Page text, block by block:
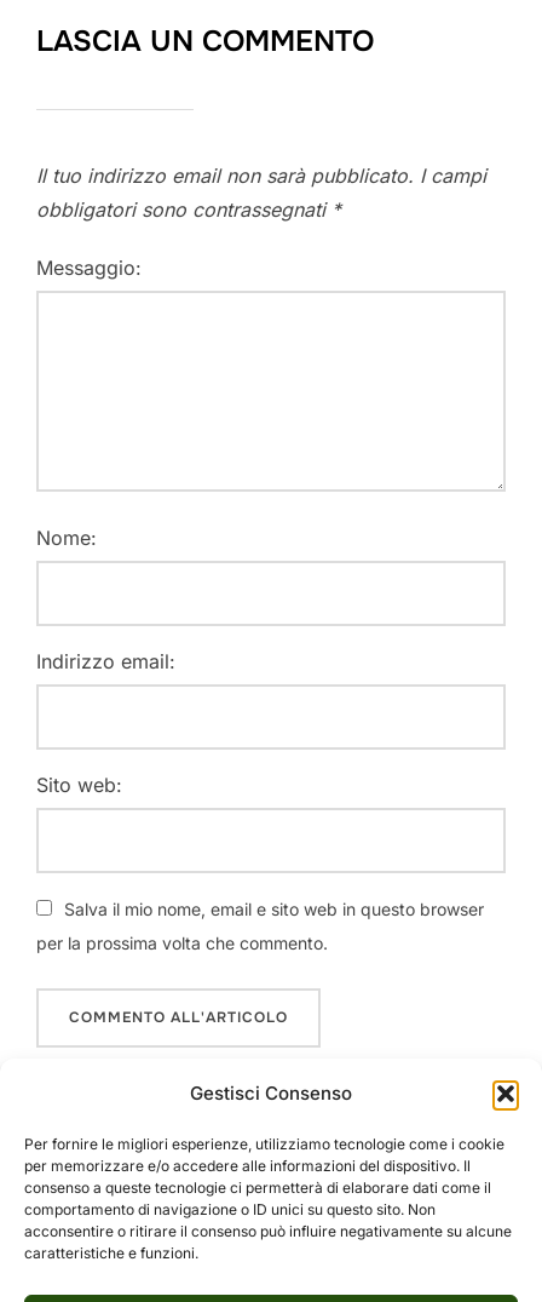
Gestisci Consenso
Per fornire le migliori esperienze, utilizziamo tecnologie come i cookie
per memorizzare e/o accedere alle informazioni del dispositivo. Il
consenso a queste tecnologie ci permetterà di elaborare dati come il
comportamento di navigazione o ID unici su questo sito. Non
acconsentire o ritirare il consenso può influire negativamente su alcune
caratteristiche e funzioni.
LASCIA UN COMMENTO
Il tuo indirizzo email non sarà pubblicato. I campi
obbligatori sono contrassegnati *
Messaggio:
Nome:
Indirizzo email:
Sito web:
Salva il mio nome, email e sito web in questo browser
per la prossima volta che commento.
Precedente